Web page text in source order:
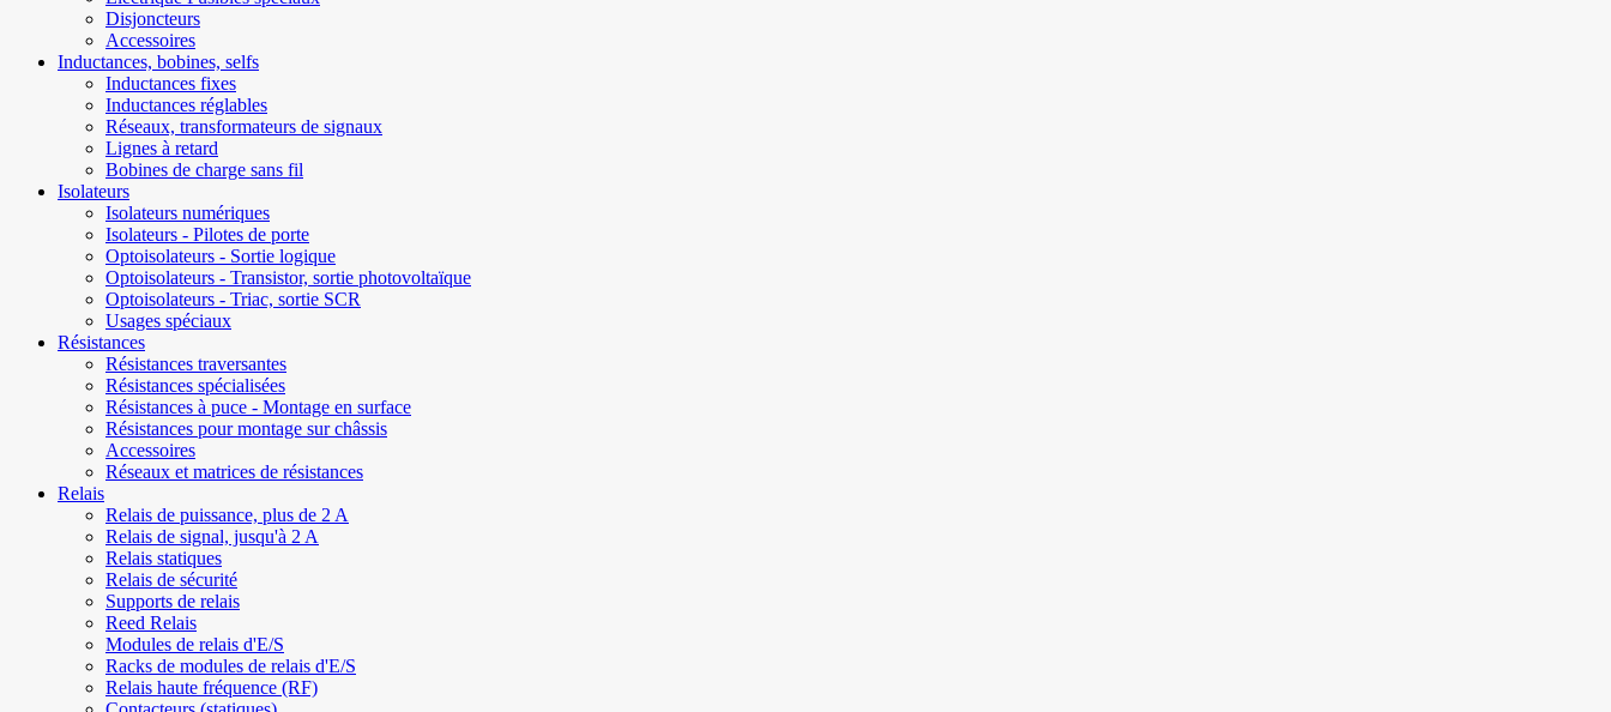
Disjoncteurs
Accessoires
Inductances, bobines, selfs
Inductances fixes
Inductances réglables
Réseaux, transformateurs de signaux
Lignes à retard
Bobines de charge sans fil
Isolateurs
Isolateurs numériques
Isolateurs - Pilotes de porte
Optoisolateurs - Sortie logique
Optoisolateurs - Transistor, sortie photovoltaïque
Optoisolateurs - Triac, sortie SCR
Usages spéciaux
Résistances
Résistances traversantes
Résistances spécialisées
Résistances à puce - Montage en surface
Résistances pour montage sur châssis
Accessoires
Réseaux et matrices de résistances
Relais
Relais de puissance, plus de 2 A
Relais de signal, jusqu'à 2 A
Relais statiques
Relais de sécurité
Supports de relais
Reed Relais
Modules de relais d'E/S
Racks de modules de relais d'E/S
Relais haute fréquence (RF)